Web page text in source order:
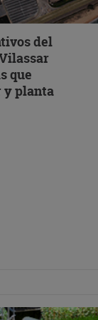
del
que
y planta
de
el trato